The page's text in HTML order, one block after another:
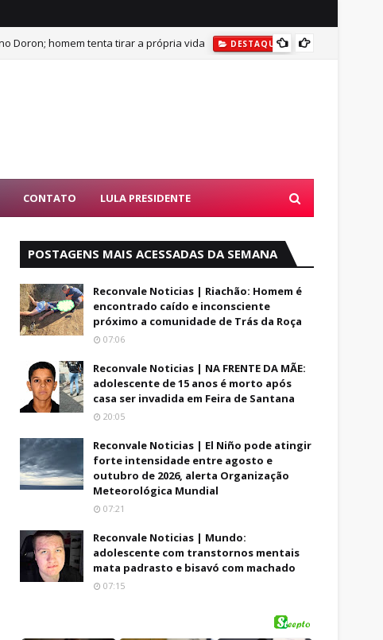
Doron; homem tenta tirar a própria vida DESTAQUES
CONTATO LULA PRESIDENTE
POSTAGENS MAIS ACESSADAS DA SEMANA
Reconvale Noticias | Riachão: Homem é
encontrado caído e inconsciente
próximo a comunidade de Trás da Roça
07:06
Reconvale Noticias | NA FRENTE DA MÃE:
adolescente de 15 anos é morto após
casa ser invadida em Feira de Santana
20:05
Reconvale Noticias | El Niño pode atingir
forte intensidade entre agosto e
outubro de 2026, alerta Organização
Meteorológica Mundial
07:21
Reconvale Noticias | Mundo:
adolescente com transtornos mentais
mata padrasto e bisavó com machado
07:15